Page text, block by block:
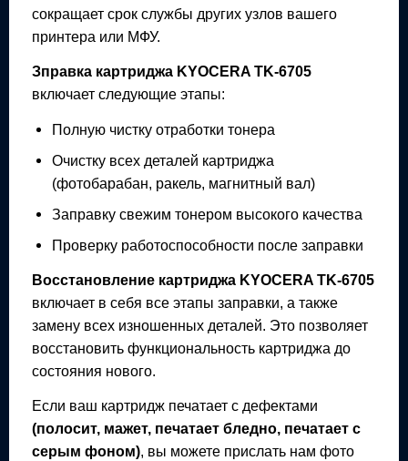
сокращает срок службы других узлов вашего
принтера или МФУ.
Зправка картриджа KYOCERA TK-6705
включает следующие этапы:
Полную чистку отработки тонера
Очистку всех деталей картриджа
(фотобарабан, ракель, магнитный вал)
Заправку свежим тонером высокого качества
Проверку работоспособности после заправки
Восстановление картриджа KYOCERA TK-6705
включает в себя все этапы заправки, а также
замену всех изношенных деталей. Это позволяет
восстановить функциональность картриджа до
состояния нового.
Если ваш картридж печатает с дефектами
(полосит, мажет, печатает бледно, печатает с
серым фоном), вы можете прислать нам фото